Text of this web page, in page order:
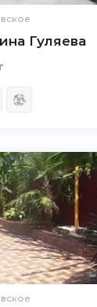
Гуляева